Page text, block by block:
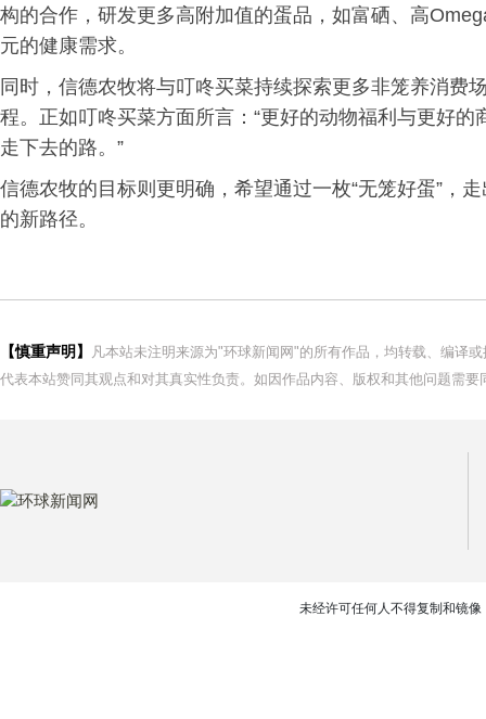
构的合作，研发更多高附加值的蛋品，如富硒、高
元的健康需求。
同时，信德农牧将与叮咚买菜持续探索更多非笼养消费
程。正如叮咚买菜方面所言：“更好的动物福利与更好
走下去的路。”
信德农牧的目标则更明确，希望通过一枚“无笼好蛋”，
的新路径。
【慎重声明】
凡本站未注明来源为"环球新闻网"的所有作品，均转载、编译
代表本站赞同其观点和对其真实性负责。如因作品内容、版权和其他问题需
未经许可任何人不得复制和镜